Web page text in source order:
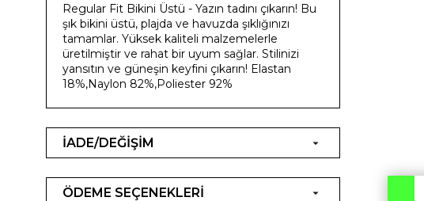
Regular Fit Bikini Üstü - Yazın tadını çıkarın! Bu
şık bikini üstü, plajda ve havuzda şıklığınızı
tamamlar. Yüksek kaliteli malzemelerle
üretilmiştir ve rahat bir uyum sağlar. Stilinizi
yansıtın ve güneşin keyfini çıkarın! Elastan
18%,Naylon 82%,Poliester 92%
İADE/DEĞİŞİM
ÖDEME SEÇENEKLERİ